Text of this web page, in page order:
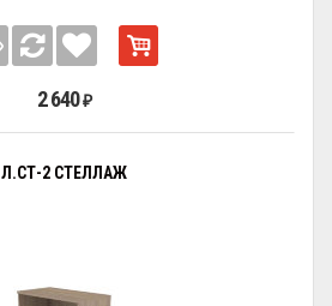
2 640 ₽
Л.СТ-2 СТЕЛЛАЖ